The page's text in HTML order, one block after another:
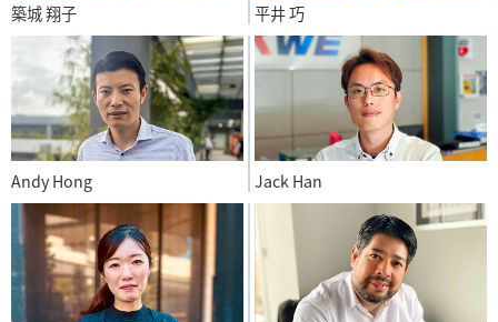
築城 翔子 平井 巧
Andy Hong Jack Han